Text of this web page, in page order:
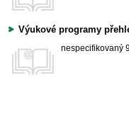
Výukové programy
nespecifikovaný